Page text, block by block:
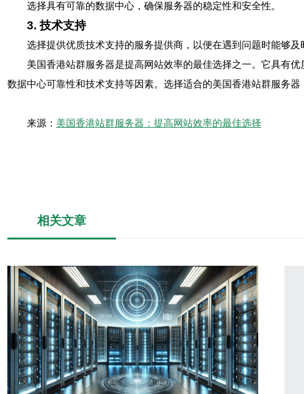
选择具有可靠的数据中心，确保服务器的稳定性和安全性。
3. 技术支持
选择提供优质技术支持的服务提供商，以便在遇到问题时能够及
美国香港站群服务器是提高网站效率的最佳选择之一。它具有
数据中心可靠性和技术支持等因素。选择适合的美国香港站群服务
来源： 美国香港站群服务器：提高网站效率的最佳选择
相关文章